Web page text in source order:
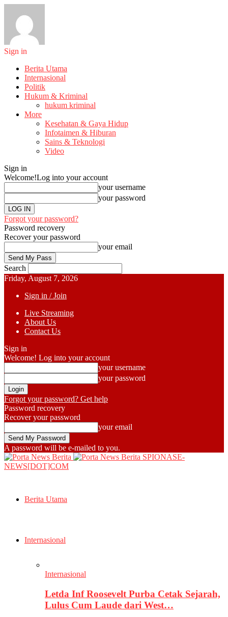
Sign in
Berita Utama
Internasional
Politik
Hukum & Kriminal
hukum kriminal
More
Kesehatan & Gaya Hidup
Infotaimen & Hiburan
Sains & Teknologi
Video
Sign in
Welcome!Log into your account
your username
your password
Forgot your password?
Password recovery
Recover your password
your email
Search
Friday, August 7, 2026
Sign in / Join
Live Streaming
About Us
Contact Us
Sign in
Welcome! Log into your account
your username
your password
Forgot your password? Get help
Password recovery
Recover your password
your email
A password will be e-mailed to you.
SPIONASE-
NEWS[DOT]COM
Berita Utama
Internasional
Internasional
Letda Inf Roosevelt Purba Cetak Sejarah,
Lulus Cum Laude dari West…